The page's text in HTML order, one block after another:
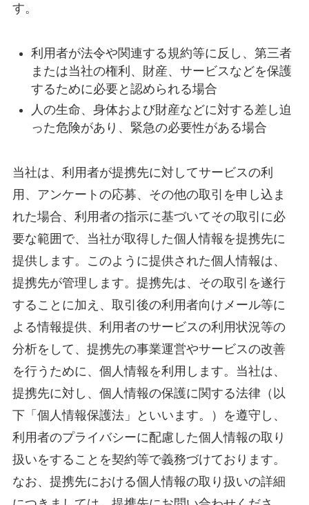
す。
利用者が法令や関連する規約等に反し、第三者
または当社の権利、財産、サービスなどを保護
するために必要と認められる場合
人の生命、身体および財産などに対する差し迫
った危険があり、緊急の必要性がある場合
当社は、利用者が提携先に対してサービスの利
用、アンケートの応募、その他の取引を申し込ま
れた場合、利用者の指示に基づいてその取引に必
要な範囲で、当社が取得した個人情報を提携先に
提供します。このように提供された個人情報は、
提携先が管理します。提携先は、その取引を遂行
することに加え、取引後の利用者向けメール等に
よる情報提供、利用者のサービスの利用状況等の
分析をして、提携先の事業運営やサービスの改善
を行うために、個人情報を利用します。当社は、
提携先に対し、個人情報の保護に関する法律（以
下「個人情報保護法」といいます。）を遵守し、
利用者のプライバシーに配慮した個人情報の取り
扱いをすることを契約等で義務づけております。
なお、提携先における個人情報の取り扱いの詳細